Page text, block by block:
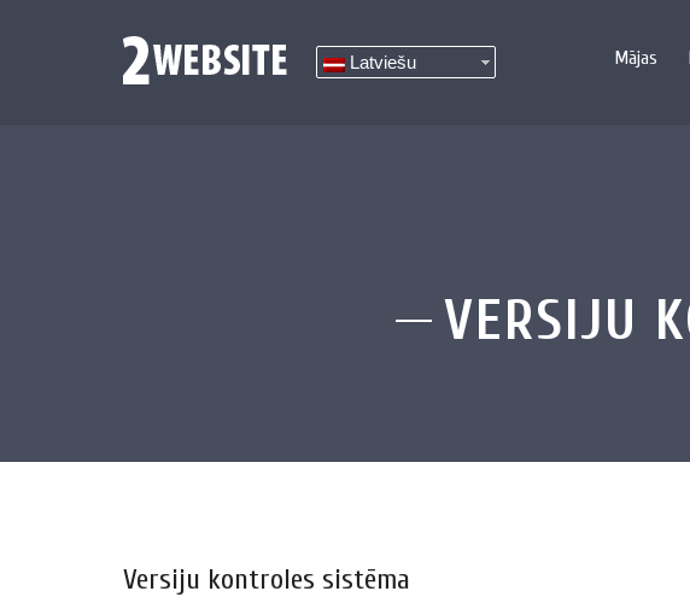
Latviešu Mājas
VERSIJU
Versiju kontroles sistēma